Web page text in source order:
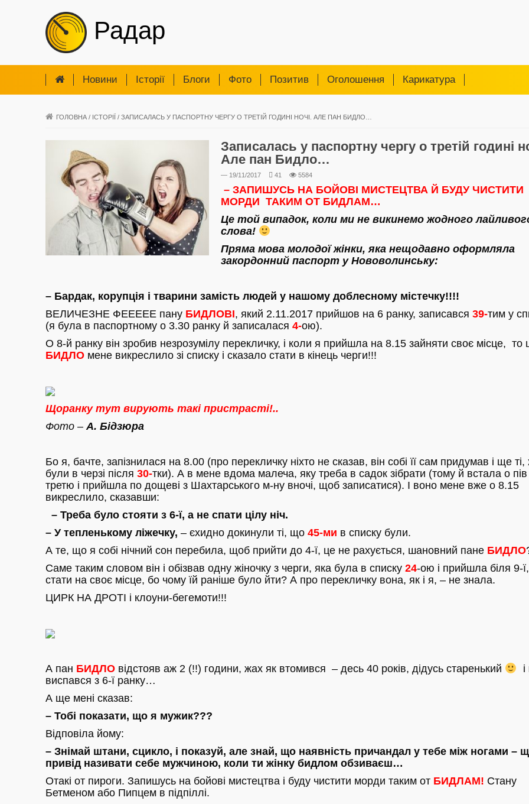
Радар
Новини Iсторії Блоги Фото Позитив Оголошення Карикатура
ГОЛОВНА / ІСТОРІЇ / ЗАПИСАЛАСЬ У ПАСПОРТНУ ЧЕРГУ О ТРЕТІЙ ГОДИНІ НОЧІ. АЛЕ ПАН БИДЛО…
Записалась у паспортну чергу о третій годині
Але пан Бидло…
— 19/11/2017 41 5584
– ЗАПИШУСЬ НА БОЙОВІ МИСТЕЦТВА Й БУДУ ЧИСТИТИ
МОРДИ ТАКИМ ОТ БИДЛАМ…
Це той випадок, коли ми не викинемо жодного
слова!
Пряма мова молодої жінки, яка нещодавно оформляла
закордонний паспорт у Нововолинську:
– Бардак, корупція і тварини замість людей у нашому доблесному містечку!!!!
ВЕЛИЧЕЗНЕ ФЕЕЕЕЕ пану БИДЛОВІ, який 2.11.2017 прийшов на 6 ранку, записався 39-тим у
(я була в паспортному о 3.30 ранку й записалася 4-ою).
О 8-й ранку він зробив незрозумілу перекличку, і коли я прийшла на 8.15 зайняти своє місце, то
БИДЛО мене викреслило зі списку і сказало стати в кінець черги!!!
Щоранку тут вирують такі пристрасті!..
Фото –А. Бідзюра
Бо я, бачте, запізнилася на 8.00 (про перекличку ніхто не сказав, він собі її сам придумав і ще ті,
були в черзі після 30-тки). А в мене вдома малеча, яку треба в садок зібрати (тому й встала о
третю і прийшла по дощеві з Шахтарського м-ну вночі, щоб записатися). І воно мене вже о 8.15
викреслило, сказавши:
– Треба було стояти з 6-ї, а не спати цілу ніч.
– У тепленькому ліжечку, – єхидно докинули ті, що 45-ми в списку були.
А те, що я собі нічний сон перебила, щоб прийти до 4-ї, це не рахується, шановний пане БИДЛО
Саме таким словом він і обізвав одну жіночку з черги, яка була в списку 24-ою і прийшла біля 9-
стати на своє місце, бо чому їй раніше було йти? А про перекличку вона, як і я, – не знала.
ЦИРК НА ДРОТІ і клоуни-бегемоти!!!
А пан БИДЛО відстояв аж 2 (!!) години, жах як втомився – десь 40 років, дідусь старенький
виспався з 6-ї ранку…
А ще мені сказав:
– Тобі показати, що я мужик???
Відповіла йому:
– Знімай штани, сцикло, і показуй, але знай, що наявність причандал у тебе між ногами –
привід називати себе мужчиною, коли ти жінку бидлом обзиваєш…
Отакі от пироги. Запишусь на бойові мистецтва і буду чистити морди таким от БИДЛАМ! Стану
Бетменом або Пипцем в підпіллі.